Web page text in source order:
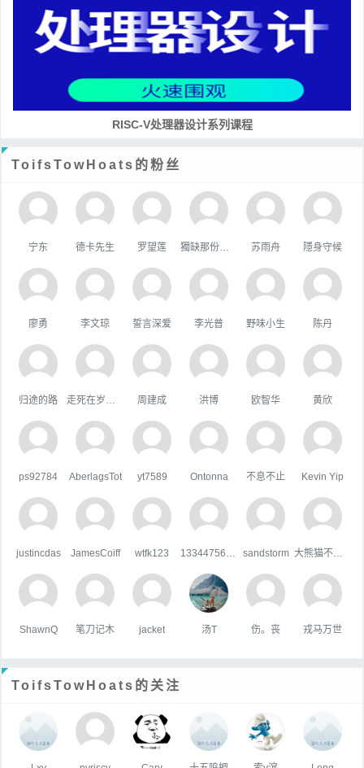
RISC-V处理器设计系列课程
ToifsTowHoats的粉丝
宁东 德卡先生 罗望莲 苏雨舟 隱身守候
廖勇 李文琼 誓言深爱 李光普 野味小生 陈丹
归途的路 周建成 洪博 欧智华 黄欣
ps92784 AberlagsTot yt7589 Ontonna 不息不止 Kevin Yip
justincdas JamesCoiff wtfk123 sandstorm
ShawnQ 笔刀记木 jacket 汤T 伤。丧 戎马万世
ToifsTowHoats的关注